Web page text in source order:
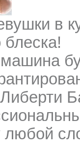
в
блеска!
любой